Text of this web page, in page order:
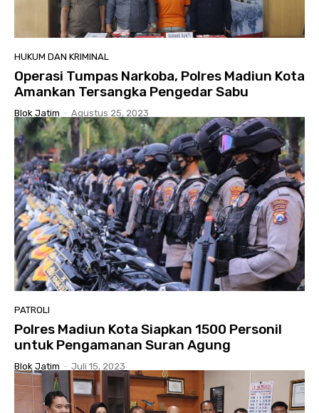
HUKUM DAN KRIMINAL
Operasi Tumpas Narkoba, Polres Madiun Kota
Amankan Tersangka Pengedar Sabu
Blok Jatim - Agustus 25, 2023
PATROLI
Polres Madiun Kota Siapkan 1500 Personil
untuk Pengamanan Suran Agung
Blok Jatim - Juli 15, 2023